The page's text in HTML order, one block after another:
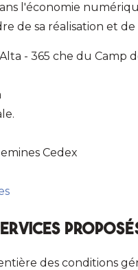
l'économie
de sa réalisation et de
- 365 che du Camp
Cedex
des conditions